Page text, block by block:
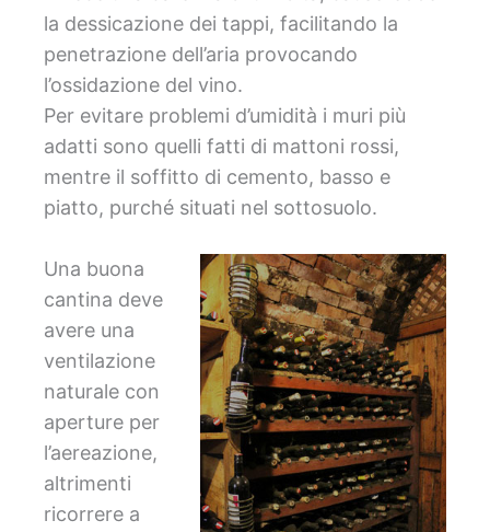
la dessicazione dei tappi, facilitando la
penetrazione dell’aria provocando
l’ossidazione del vino.
Per evitare problemi d’umidità i muri più
adatti sono quelli fatti di mattoni rossi,
mentre il soffitto di cemento, basso e
piatto, purché situati nel sottosuolo.
Una buona
cantina deve
avere una
ventilazione
naturale con
aperture per
l’aereazione,
altrimenti
ricorrere a